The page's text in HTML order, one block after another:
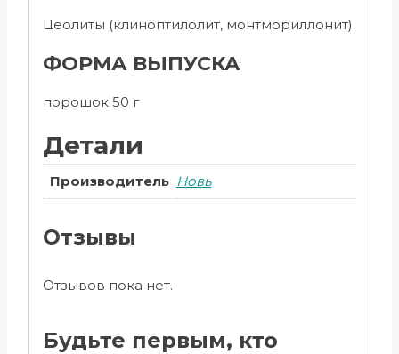
Цеолиты (клиноптилолит, монтмориллонит).
ФОРМА ВЫПУСКА
порошок 50 г
Детали
Производитель Новь
Отзывы
Отзывов пока нет.
Будьте первым, кто